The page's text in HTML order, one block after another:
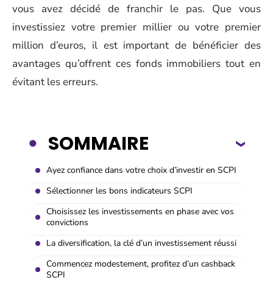
vous avez décidé de franchir le pas. Que vous
investissiez votre premier millier ou votre premier
million d’euros, il est important de bénéficier des
avantages qu’offrent ces fonds immobiliers tout en
évitant les erreurs.
SOMMAIRE
Ayez confiance dans votre choix d’investir en SCPI
Sélectionner les bons indicateurs SCPI
Choisissez les investissements en phase avec vos
convictions
La diversification, la clé d’un investissement réussi
Commencez modestement, profitez d’un cashback
SCPI